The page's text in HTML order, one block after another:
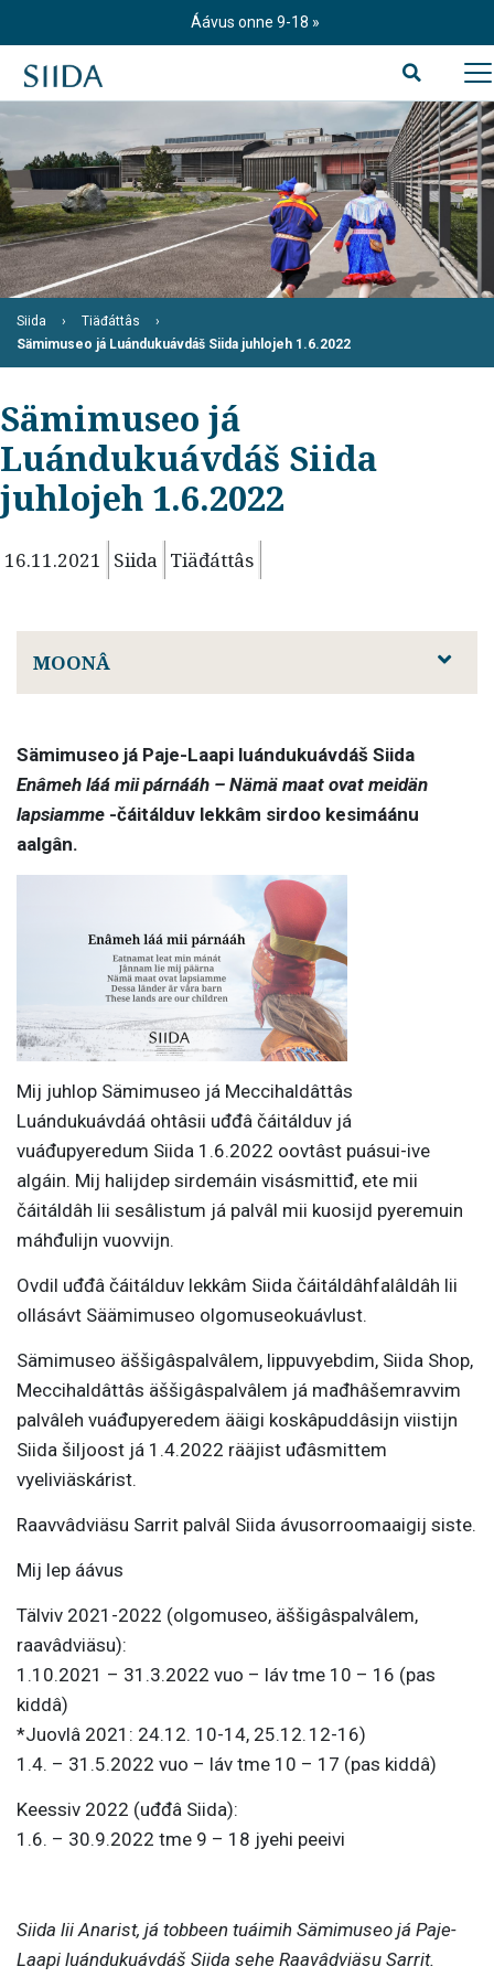
t
o
n
e
n
t
Áávus onne 9-18
Siida
Tiäđáttâs
Sämimuseo já Luándukuávdáš Siida juhlojeh 1.6.2022
Sämimuseo já
Luándukuávdáš Siida
juhlojeh 1.6.2022
16.11.2021 Siida Tiäđáttâs
MOONÂ
Sämimuseo já Paje-Laapi luándukuávdáš Siida
Enâmeh láá mii párnááh – Nämä maat ovat meidän
lapsiamme -čáitálduv lekkâm sirdoo kesimáánu
aalgân.
Mij juhlop Sämimuseo já Meccihaldâttâs
Luándukuávdáá ohtâsii uđđâ čáitálduv já
vuáđupyeredum Siida 1.6.2022 oovtâst puásui-ive
algáin. Mij halijdep sirdemáin visásmittiđ, ete mii
čáitáldâh lii sesâlistum já palvâl mii kuosijd pyeremuin
máhđulijn vuovvijn.
Ovdil uđđâ čáitálduv lekkâm Siida čáitáldâhfalâldâh lii
ollásávt Säämimuseo olgomuseokuávlust.
Sämimuseo äššigâspalvâlem, lippuvyebdim, Siida Shop,
Meccihaldâttâs äššigâspalvâlem já mađhâšemravvim
palvâleh vuáđupyeredem ääigi koskâpuddâsijn viistijn
Siida šiljoost já 1.4.2022 rääjist uđâsmittem
vyeliviäskárist.
Raavvâdviäsu Sarrit palvâl Siida ávusorroomaaigij siste.
Mij lep áávus
Tälviv 2021-2022 (olgomuseo, äššigâspalvâlem,
raavâdviäsu):
1.10.2021 – 31.3.2022 vuo – láv tme 10 – 16 (pas
kiddâ)
*Juovlâ 2021: 24.12. 10-14, 25.12. 12-16)
1.4. – 31.5.2022 vuo – láv tme 10 – 17 (pas kiddâ)
Keessiv 2022 (uđđâ Siida):
1.6. – 30.9.2022 tme 9 – 18 jyehi peeivi
Siida lii Anarist, já tobbeen tuáimih Sämimuseo já Paje-
Laapi luándukuávdáš Siida sehe Raavâdviäsu Sarrit.